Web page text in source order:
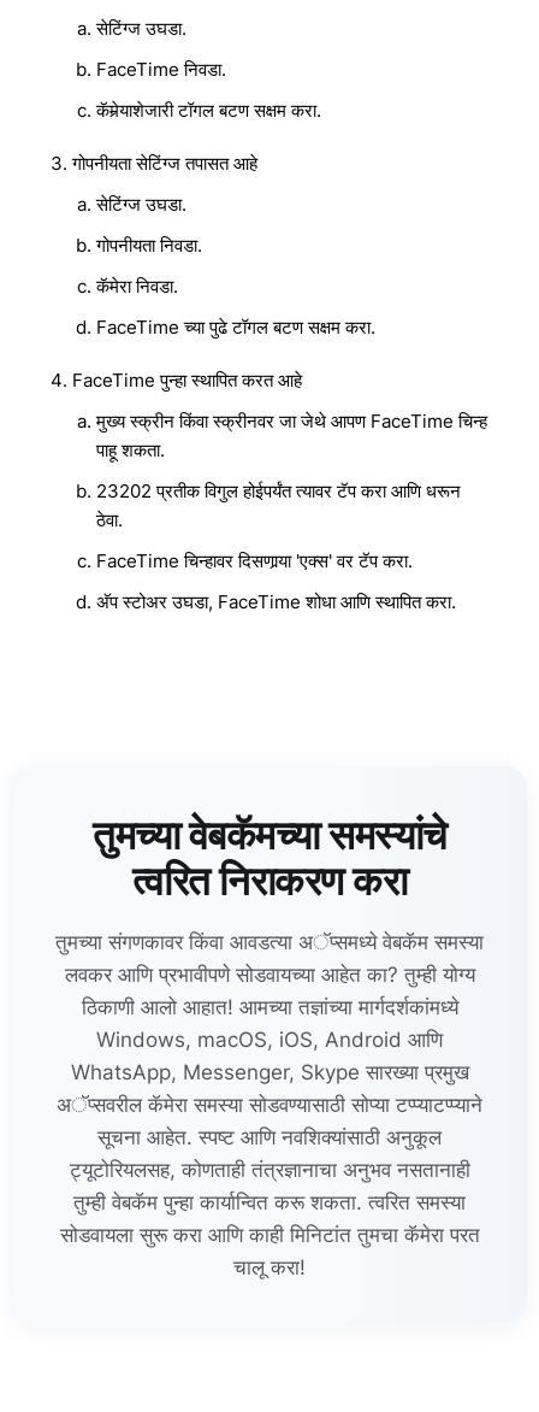
सेटिंग्ज उघडा.
FaceTime निवडा.
कॅमेर्‍याशेजारी टॉगल बटण सक्षम करा.
गोपनीयता सेटिंग्ज तपासत आहे
सेटिंग्ज उघडा.
गोपनीयता निवडा.
कॅमेरा निवडा.
FaceTime च्या पुढे टॉगल बटण सक्षम करा.
FaceTime पुन्हा स्थापित करत आहे
मुख्य स्क्रीन किंवा स्क्रीनवर जा जेथे आपण FaceTime चिन्ह
पाहू शकता.
23202 प्रतीक विगुल होईपर्यंत त्यावर टॅप करा आणि धरून
ठेवा.
FaceTime चिन्हावर दिसणार्‍या 'एक्स' वर टॅप करा.
अ‍ॅप स्टोअर उघडा, FaceTime शोधा आणि स्थापित करा.
तुमच्या वेबकॅमच्या समस्यांचे
त्वरित निराकरण करा
तुमच्या संगणकावर किंवा आवडत्या अॅप्समध्ये वेबकॅम समस्या
लवकर आणि प्रभावीपणे सोडवायच्या आहेत का? तुम्ही योग्य
ठिकाणी आलो आहात! आमच्या तज्ञांच्या मार्गदर्शकांमध्ये
Windows, macOS, iOS, Android आणि
WhatsApp, Messenger, Skype सारख्या प्रमुख
अॅप्सवरील कॅमेरा समस्या सोडवण्यासाठी सोप्या टप्प्याटप्प्याने
सूचना आहेत. स्पष्ट आणि नवशिक्यांसाठी अनुकूल
ट्यूटोरियलसह, कोणताही तंत्रज्ञानाचा अनुभव नसतानाही
तुम्ही वेबकॅम पुन्हा कार्यान्वित करू शकता. त्वरित समस्या
सोडवायला सुरू करा आणि काही मिनिटांत तुमचा कॅमेरा परत
चालू करा!